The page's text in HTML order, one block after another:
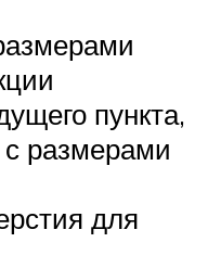
пункта,
размерами
для